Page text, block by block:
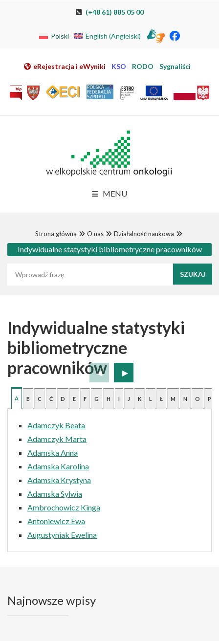
Przeskocz do nawigacji
Przejdź do mapy strony
Przejdź do elektronicznej rejestracji pacjenta
(+48 61) 885 05 00
Polski English (Angielski)
eRejestracja i eWyniki KSO RODO Sygnaliści
MENU
Strona główna O nas Działalność naukowa
Indywidualne statystyki bibliometryczne pracowników
Indywidualne statystyki
bibliometryczne
pracowników
A B C Ć D E F G H I J K L Ł M N O P
Adamczyk Beata
Adamczyk Marta
Adamska Anna
Adamska Karolina
Adamska Krystyna
Adamska Sylwia
Ambrochowicz Kinga
Antoniewicz Ewa
Augustyniak Ewelina
Najnowsze wpisy